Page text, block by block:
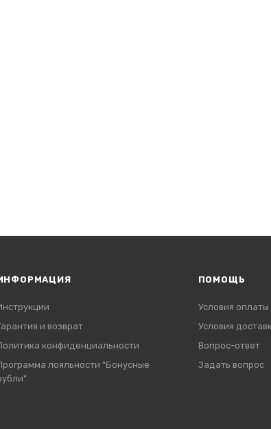
и возврат
конфиденциальности
лояльности "Бонусные
ПОМОЩЬ
Условия оплаты
Условия
Вопрос-ответ
Задать вопрос